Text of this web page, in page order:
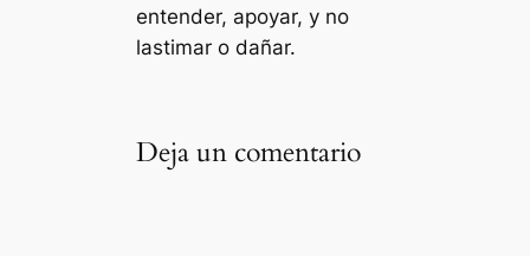
entender, apoyar, y no
lastimar o dañar.
Deja un comentario